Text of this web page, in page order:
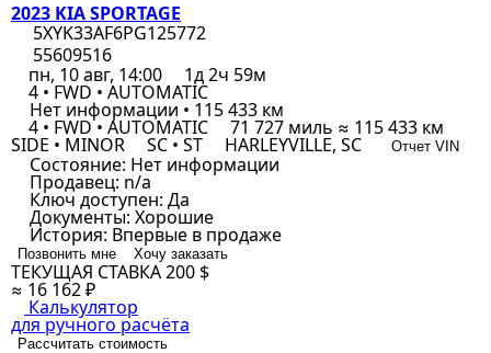
2023 KIA SPORTAGE
5XYK33AF6PG125772
55609516
пн, 10 авг, 14:00
1д 2ч 59м
4 • FWD • AUTOMATIC
Нет информации • 115 433 км
4 • FWD • AUTOMATIC 71 727 миль ≈ 115 433 км
SIDE • MINOR SC • ST HARLEYVILLE, SC Отчет VIN
Состояние: Нет информации
Продавец: n/a
Ключ доступен: Да
Документы: Хорошие
История: Впервые в продаже
Позвонить мне Хочу заказать
ТЕКУЩАЯ СТАВКА200 $
≈ 16 162 ₽
Калькулятор
для ручного расчёта
Рассчитать стоимость